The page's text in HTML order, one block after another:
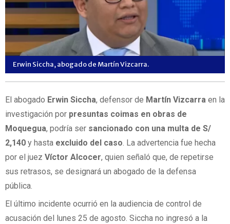
Erwin Siccha, abogado de Martín Vizcarra.
El abogado Erwin Siccha, defensor de Martín Vizcarra en la
investigación por presuntas coimas en obras de
Moquegua, podría ser sancionado con una multa de S/
2,140 y hasta excluido del caso. La advertencia fue hecha
por el juez Víctor Alcocer, quien señaló que, de repetirse
sus retrasos, se designará un abogado de la defensa
pública.
El último incidente ocurrió en la audiencia de control de
acusación del lunes 25 de agosto. Siccha no ingresó a la